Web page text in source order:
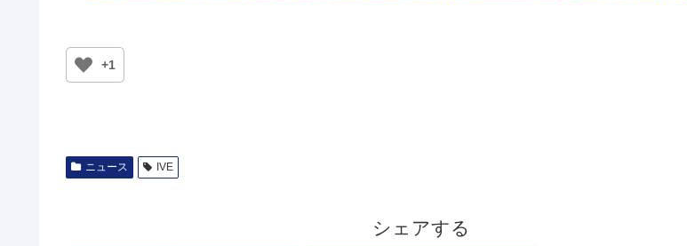
+1
ニュース IVE
シェアする